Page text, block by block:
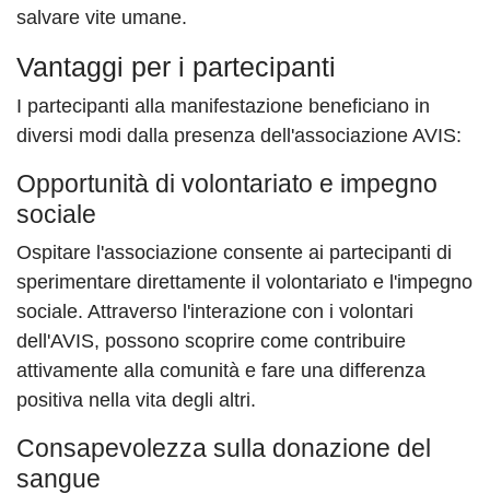
salvare vite umane.
Vantaggi per i partecipanti
I partecipanti alla manifestazione beneficiano in
diversi modi dalla presenza dell'associazione AVIS:
Opportunità di volontariato e impegno
sociale
Ospitare l'associazione consente ai partecipanti di
sperimentare direttamente il volontariato e l'impegno
sociale. Attraverso l'interazione con i volontari
dell'AVIS, possono scoprire come contribuire
attivamente alla comunità e fare una differenza
positiva nella vita degli altri.
Consapevolezza sulla donazione del
sangue